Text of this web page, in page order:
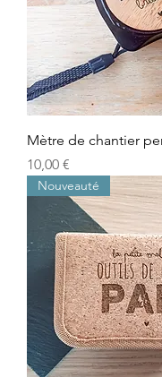
Mètre de chantier
Prix
10,00 €
Nouveauté